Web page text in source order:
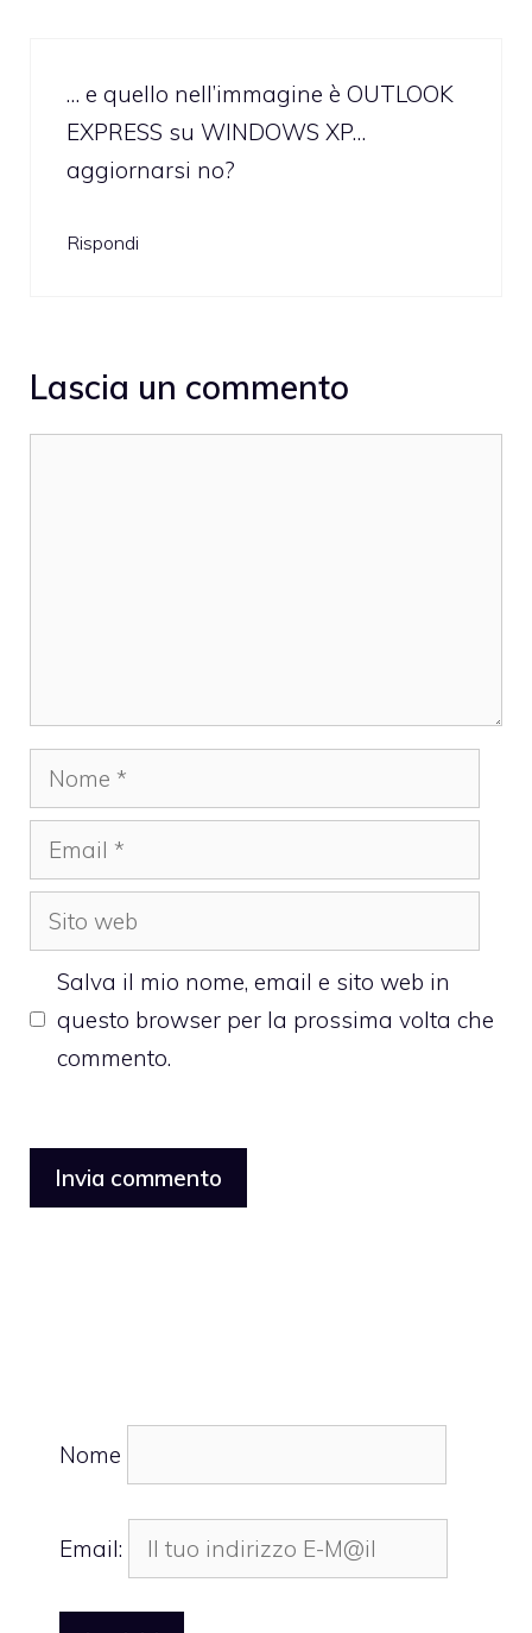
… e quello nell’immagine è OUTLOOK
EXPRESS su WINDOWS XP…
aggiornarsi no?
Rispondi
Lascia un commento
Nome
Email
Sito
web
Salva il mio nome, email e sito web in
questo browser per la prossima volta che
commento.
Nome
Email: